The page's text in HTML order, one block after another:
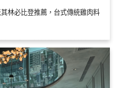
林必比登推薦，台式傳統雞肉料